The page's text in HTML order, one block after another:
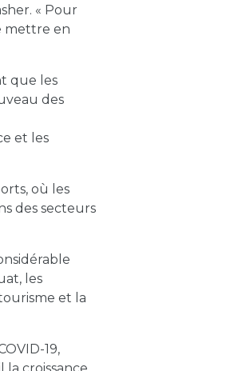
« Pour
mettre en
que les
des
et les
où les
des secteurs
les
et la
19,